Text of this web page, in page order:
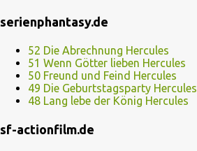
serienphantasy.de
52 Die Abrechnung Hercules
51 Wenn Götter lieben Hercules
50 Freund und Feind Hercules
49 Die Geburtstagsparty Hercules
48 Lang lebe der König Hercules
sf-actionfilm.de